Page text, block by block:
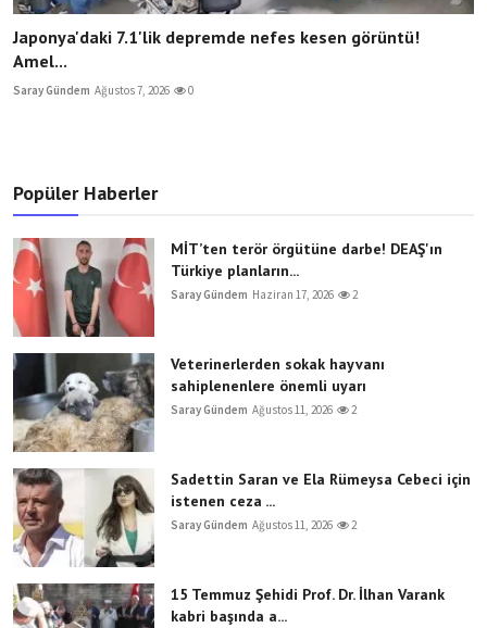
Japonya'daki 7.1'lik depremde nefes kesen görüntü!
Amel...
Saray Gündem Ağustos 7, 2026 0
Popüler Haberler
MİT’ten terör örgütüne darbe! DEAŞ'ın
Türkiye planların...
Saray Gündem Haziran 17, 2026 2
Veterinerlerden sokak hayvanı
sahiplenenlere önemli uyarı
Saray Gündem Ağustos 11, 2026 2
Sadettin Saran ve Ela Rümeysa Cebeci için
istenen ceza ...
Saray Gündem Ağustos 11, 2026 2
15 Temmuz Şehidi Prof. Dr. İlhan Varank
kabri başında a...